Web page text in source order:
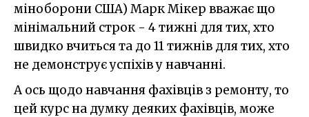
міноборони США) Марк Мікер вважає що
мінімальний строк - 4 тижні для тих, хто
швидко вчиться та до 11 тижнів для тих, хто
не демонструє успіхів у навчанні.
А ось щодо навчання фахівців з ремонту, то
цей курс на думку деяких фахівців, може